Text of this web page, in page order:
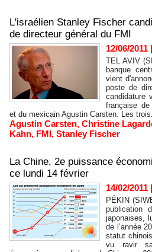
L'israélien Stanley Fischer
de directeur général du FMI
12/06/2011 |
TEL AVIV
banque
vient
poste de
candidature
française de
et du mexicain Agustin Carsten. Les
Agustin Carsten, Christine
Kahn, FMI, Stanley Fischer
La Chine, 2e puissance
ce lundi 14 février
14/02/2011 |
PÉKIN
publication
japonaises,
de l’année
statut
vu ravir